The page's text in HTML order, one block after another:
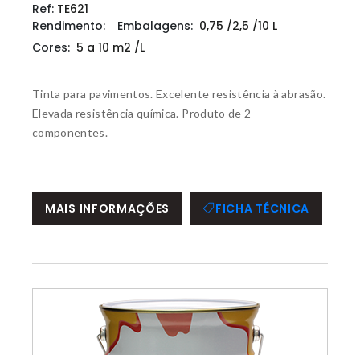
Ref: TE621
Rendimento:
Embalagens: 0,75 /2,5 /10 L
Cores: 5 a 10 m2 /L
Tinta para pavimentos. Excelente resistência à abrasão.
Elevada resistência química. Produto de 2
componentes.
MAIS INFORMAÇÕES FICHA TÉCNICA